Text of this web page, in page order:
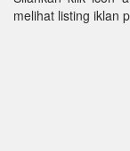
melihat listing iklan